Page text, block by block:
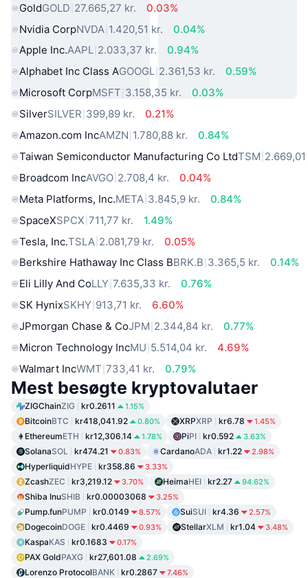
GoldGOLD 27.665,27 kr.
0.03%
Nvidia CorpNVDA 1.420,51 kr.
0.04%
Apple Inc.AAPL 2.033,37 kr.
0.94%
Alphabet Inc Class AGOOGL 2.361,53 kr.
0.59%
Microsoft CorpMSFT 3.158,35 kr.
0.03%
SilverSILVER 399,89 kr.
0.21%
Amazon.com IncAMZN 1.780,88 kr.
0.84%
Taiwan Semiconductor Manufacturing Co LtdTSM
Broadcom IncAVGO 2.708,4 kr.
0.04%
Meta Platforms, Inc.META 3.845,9 kr.
0.84%
SpaceXSPCX 711,77 kr.
1.49%
Tesla, Inc.TSLA 2.081,79 kr.
0.05%
Berkshire Hathaway Inc Class BBRK.B 3.365,5 kr.
0.14%
Eli Lilly And CoLLY 7.635,33 kr.
0.76%
SK HynixSKHY 913,71 kr.
6.60%
JPmorgan Chase & CoJPM 2.344,84 kr.
0.77%
Micron Technology IncMU 5.514,04 kr.
4.69%
Walmart IncWMT 733,41 kr. 0.79%
Mest besøgte kryptovalutaer
ZIGChainZIG kr0.2611 1.15%
BitcoinBTC kr418,041.92 0.80% XRPXRP kr6.78 1.45%
EthereumETH kr12,306.14 1.78% PiPI kr0.592 3.63%
SolanaSOL kr474.21 0.83% CardanoADA kr1.22 2.98%
HyperliquidHYPE kr358.86 3.33%
ZcashZEC kr3,219.12 3.70% HeimaHEI kr2.27 94.62%
Shiba InuSHIB kr0.00003068 3.25%
Pump.funPUMP kr0.0149 8.57% SuiSUI kr4.36 2.57%
DogecoinDOGE kr0.4469 0.93% StellarXLM kr1.04 3.48%
KaspaKAS kr0.1683 0.17%
PAX GoldPAXG kr27,601.08 2.69%
Lorenzo ProtocolBANK kr0.2867 7.46%